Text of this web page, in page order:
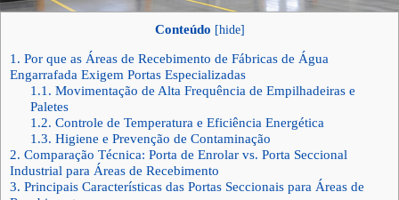
Conteúdo [hide]
1. Por que as Áreas de Recebimento de Fábricas de Água
Engarrafada Exigem Portas Especializadas
1.1. Movimentação de Alta Frequência de Empilhadeiras e
Paletes
1.2. Controle de Temperatura e Eficiência Energética
1.3. Higiene e Prevenção de Contaminação
2. Comparação Técnica: Porta de Enrolar vs. Porta Seccional
Industrial para Áreas de Recebimento
3. Principais Características das Portas Seccionais para Áreas de